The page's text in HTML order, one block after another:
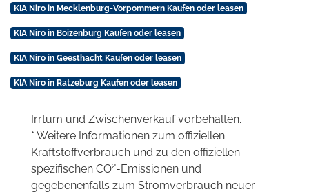
KIA Niro in Mecklenburg-Vorpommern Kaufen oder leasen
KIA Niro in Boizenburg Kaufen oder leasen
KIA Niro in Geesthacht Kaufen oder leasen
KIA Niro in Ratzeburg Kaufen oder leasen
Irrtum und Zwischenverkauf vorbehalten.
* Weitere Informationen zum offiziellen
Kraftstoffverbrauch und zu den offiziellen
spezifischen CO2-Emissionen und
gegebenenfalls zum Stromverbrauch neuer